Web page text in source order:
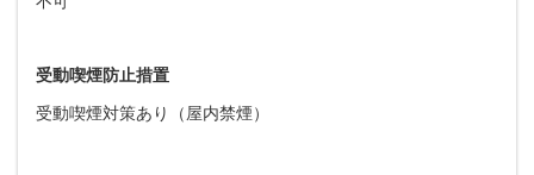
受動喫煙防止措置
受動喫煙対策あり（屋内禁煙）